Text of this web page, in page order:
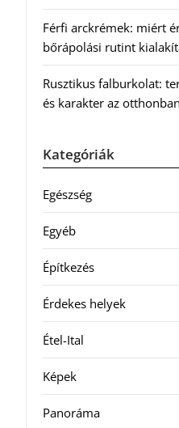
Férfi arckrémek: miért
bőrápolási rutint
Rusztikus falburkolat:
és karakter az otthonban
Kategóriák
Egészség
Egyéb
Építkezés
Érdekes helyek
Étel-Ital
Képek
Panoráma